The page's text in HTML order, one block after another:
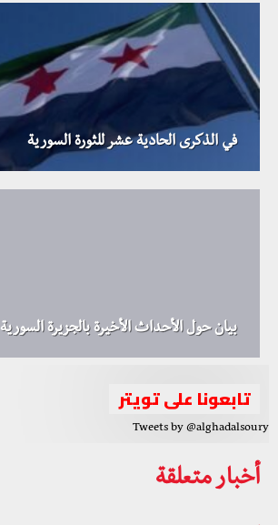
في الذكرى الحادية عشر للثورة السورية
بيان حول الأحداث الأخيرة بالجزيرة السورية
تابعونا على تويتر
Tweets by @alghadalsoury
أخبار متعلقة